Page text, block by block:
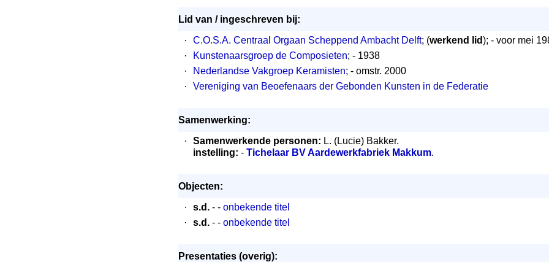
Lid van / ingeschreven bij:
·
C.O.S.A. Centraal Orgaan Scheppend Ambacht Delft; (werkend lid); - voor mei
·
Kunstenaarsgroep de Composieten; - 1938
·
Nederlandse Vakgroep Keramisten; - omstr. 2000
·
Vereniging van Beoefenaars der Gebonden Kunsten in de Federatie
Samenwerking:
·
Samenwerkende personen: L. (Lucie) Bakker.
instelling: - Tichelaar BV Aardewerkfabriek Makkum.
Objecten:
·
s.d. - - onbekende titel
·
s.d. - - onbekende titel
Presentaties (overig):